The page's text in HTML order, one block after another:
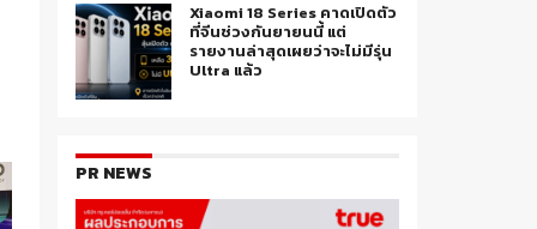
Xiaomi 18 Series คาดเปิดตัว
ที่จีนช่วงกันยายนนี้ แต่
รายงานล่าสุดเผยว่าจะไม่มีรุ่น
Ultra แล้ว
PR NEWS